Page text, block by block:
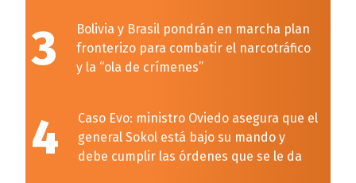
3
Bolivia y Brasil pondrán en marcha plan
fronterizo para combatir el narcotráfico
y la “ola de crímenes”
4
Caso Evo: ministro Oviedo asegura que el
general Sokol está bajo su mando y
debe cumplir las órdenes que se le da